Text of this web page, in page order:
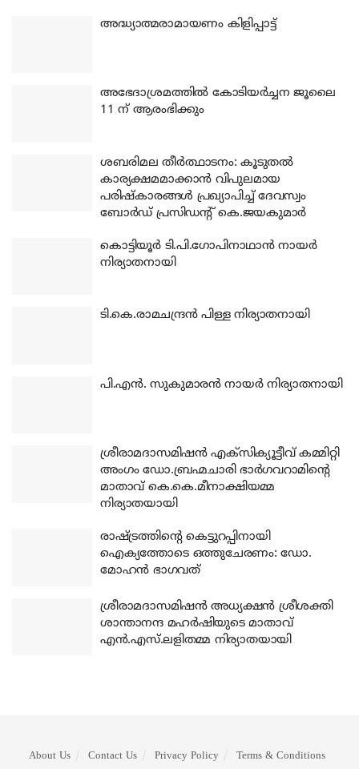
അദ്ധ്യാത്മരാമായണം കിളിപ്പാട്ട്
അഭേദാശ്രമത്തില്‍ കോടിയര്‍ച്ചന ജൂലൈ
11 ന് ആരംഭിക്കും
ശബരിമല തീര്‍ത്ഥാടനം: കൂടുതല്‍
കാര്യക്ഷമമാക്കാന്‍ വിപുലമായ
പരിഷ്‌കാരങ്ങള്‍ പ്രഖ്യാപിച്ച് ദേവസ്വം
ബോര്‍ഡ് പ്രസിഡന്റ് കെ.ജയകുമാര്‍
കൊട്ടിയൂര്‍ ടി.പി.ഗോപിനാഥാന്‍ നായര്‍
നിര്യാതനായി
ടി.കെ.രാമചന്ദ്രന്‍ പിള്ള നിര്യാതനായി
പി.എന്‍. സുകുമാരന്‍ നായര്‍ നിര്യാതനായി
ശ്രീരാമദാസമിഷന്‍ എക്‌സിക്യൂട്ടീവ് കമ്മിറ്റി
അംഗം ഡോ.ബ്രഹ്മചാരി ഭാര്‍ഗവറാമിന്റെ
മാതാവ് കെ.കെ.മീനാക്ഷിയമ്മ
നിര്യാതയായി
രാഷ്ട്രത്തിന്റെ കെട്ടുറപ്പിനായി
ഐക്യത്തോടെ ഒത്തുചേരണം: ഡോ.
മോഹന്‍ ഭാഗവത്
ശ്രീരാമദാസമിഷന്‍ അധ്യക്ഷന്‍ ശ്രീശക്തി
ശാന്താനന്ദ മഹര്‍ഷിയുടെ മാതാവ്
എന്‍.എസ്.ലളിതമ്മ നിര്യാതയായി
About Us Contact Us Privacy Policy Terms & Conditions